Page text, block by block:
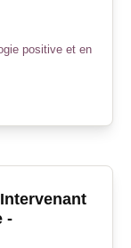
positive et en
-